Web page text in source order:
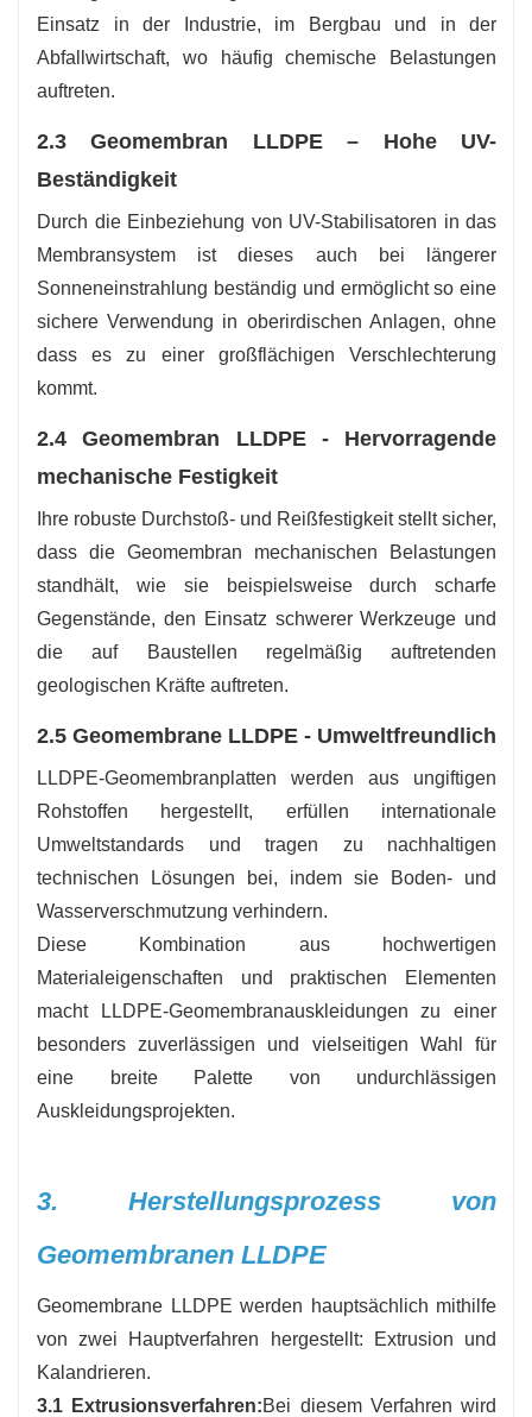
Einsatz in der Industrie, im Bergbau und in der
Abfallwirtschaft, wo häufig chemische Belastungen
auftreten.
2.3 Geomembran LLDPE – Hohe UV-
Beständigkeit
Durch die Einbeziehung von UV-Stabilisatoren in das
Membransystem ist dieses auch bei längerer
Sonneneinstrahlung beständig und ermöglicht so eine
sichere Verwendung in oberirdischen Anlagen, ohne
dass es zu einer großflächigen Verschlechterung
kommt.
2.4 Geomembran LLDPE - Hervorragende
mechanische Festigkeit
Ihre robuste Durchstoß- und Reißfestigkeit stellt sicher,
dass die Geomembran mechanischen Belastungen
standhält, wie sie beispielsweise durch scharfe
Gegenstände, den Einsatz schwerer Werkzeuge und
die auf Baustellen regelmäßig auftretenden
geologischen Kräfte auftreten.
2.5 Geomembrane LLDPE - Umweltfreundlich
LLDPE-Geomembranplatten werden aus ungiftigen
Rohstoffen hergestellt, erfüllen internationale
Umweltstandards und tragen zu nachhaltigen
technischen Lösungen bei, indem sie Boden- und
Wasserverschmutzung verhindern.
Diese Kombination aus hochwertigen
Materialeigenschaften und praktischen Elementen
macht LLDPE-Geomembranauskleidungen zu einer
besonders zuverlässigen und vielseitigen Wahl für
eine breite Palette von undurchlässigen
Auskleidungsprojekten.
3. Herstellungsprozess von
Geomembranen LLDPE
Geomembrane LLDPE werden hauptsächlich mithilfe
von zwei Hauptverfahren hergestellt: Extrusion und
Kalandrieren.
3.1 Extrusionsverfahren:Bei diesem Verfahren wird